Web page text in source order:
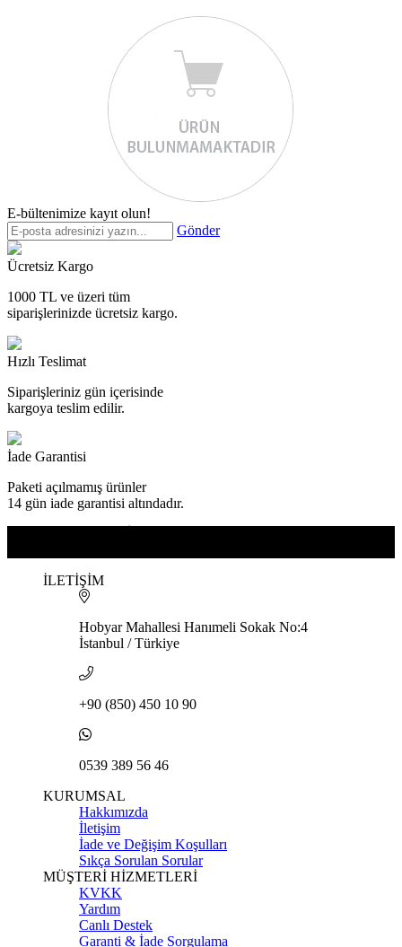
E-bültenimize kayıt olun!
Gönder
Ücretsiz Kargo
1000 TL ve üzeri tüm
siparişlerinizde ücretsiz kargo.
Hızlı Teslimat
Siparişleriniz gün içerisinde
kargoya teslim edilir.
İade Garantisi
Paketi açılmamış ürünler
14 gün iade garantisi altındadır.
İLETİŞİM
Hobyar Mahallesi Hanımeli Sokak No:4
İstanbul / Türkiye
+90 (850) 450 10 90
0539 389 56 46
KURUMSAL
Hakkımızda
İletişim
İade ve Değişim Koşulları
Sıkça Sorulan Sorular
MÜŞTERİ HİZMETLERİ
KVKK
Yardım
Canlı Destek
Garanti & İade Sorgulama